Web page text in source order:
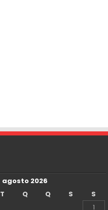
agosto 2026
T Q Q S
S
1